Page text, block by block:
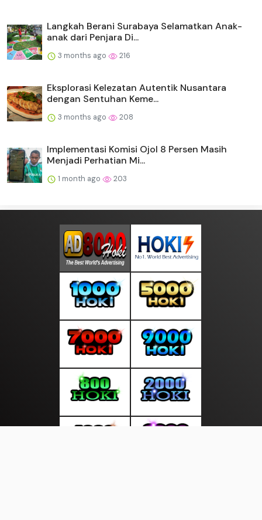
Langkah Berani Surabaya Selamatkan Anak-
anak dari Penjara Di...
3 months ago 216
Eksplorasi Kelezatan Autentik Nusantara
dengan Sentuhan Keme...
3 months ago 208
Implementasi Komisi Ojol 8 Persen Masih
Menjadi Perhatian Mi...
1 month ago 203